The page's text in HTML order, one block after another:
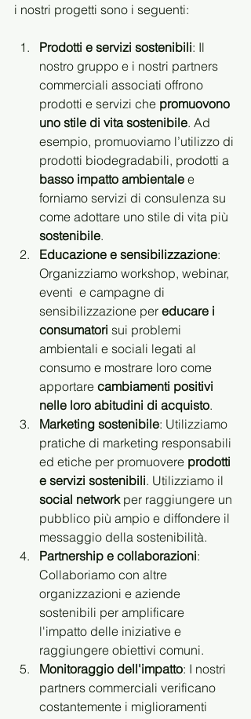
i nostri progetti sono i seguenti:
Prodotti e servizi sostenibili: Il
nostro gruppo e i nostri partners
commerciali associati offrono
prodotti e servizi che promuovono
uno stile di vita sostenibile. Ad
esempio, promuoviamo l’utilizzo di
prodotti biodegradabili, prodotti a
basso impatto ambientale e
forniamo servizi di consulenza su
come adottare uno stile di vita più
sostenibile.
Educazione e sensibilizzazione:
Organizziamo workshop, webinar,
eventi  e campagne di
sensibilizzazione per educare i
consumatori sui problemi
ambientali e sociali legati al
consumo e mostrare loro come
apportare cambiamenti positivi
nelle loro abitudini di acquisto.
Marketing sostenibile: Utilizziamo
pratiche di marketing responsabili
ed etiche per promuovere prodotti
e servizi sostenibili. Utilizziamo il
social network per raggiungere un
pubblico più ampio e diffondere il
messaggio della sostenibilità.
Partnership e collaborazioni:
Collaboriamo con altre
organizzazioni e aziende
sostenibili per amplificare
l'impatto delle iniziative e
raggiungere obiettivi comuni.
Monitoraggio dell'impatto: I nostri
partners commerciali verificano
costantemente i miglioramenti